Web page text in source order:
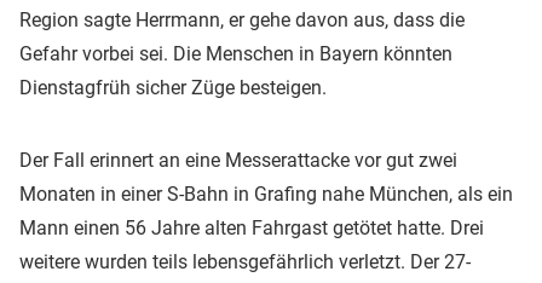
Region sagte Herrmann, er gehe davon aus, dass die
Gefahr vorbei sei. Die Menschen in Bayern könnten
Dienstagfrüh sicher Züge besteigen.
Der Fall erinnert an eine Messerattacke vor gut zwei
Monaten in einer S-Bahn in Grafing nahe München, als ein
Mann einen 56 Jahre alten Fahrgast getötet hatte. Drei
weitere wurden teils lebensgefährlich verletzt. Der 27-